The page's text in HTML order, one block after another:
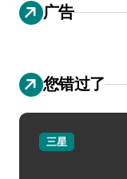
广告
您错过了
三星